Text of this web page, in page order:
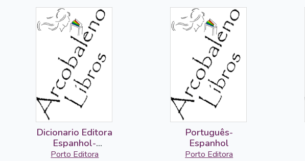
Dicionario Editora
Espanhol-
Portugues
Porto Editora
Português-
Espanhol
Porto Editora